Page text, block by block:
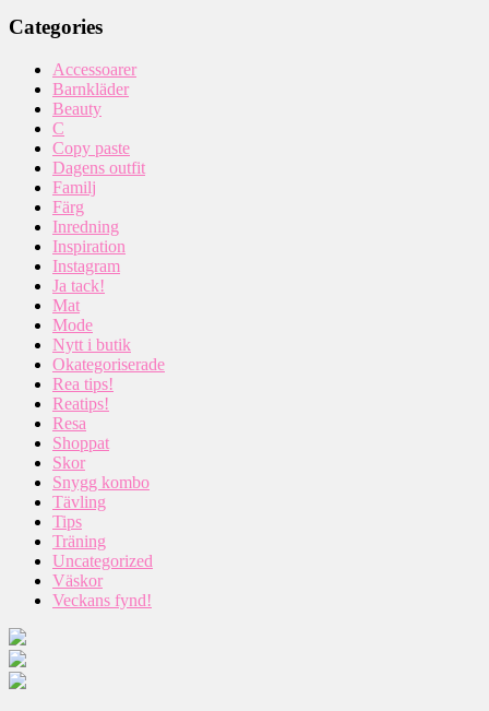
Categories
Accessoarer
Barnkläder
Beauty
C
Copy paste
Dagens outfit
Familj
Färg
Inredning
Inspiration
Instagram
Ja tack!
Mat
Mode
Nytt i butik
Okategoriserade
Rea tips!
Reatips!
Resa
Shoppat
Skor
Snygg kombo
Tävling
Tips
Träning
Uncategorized
Väskor
Veckans fynd!